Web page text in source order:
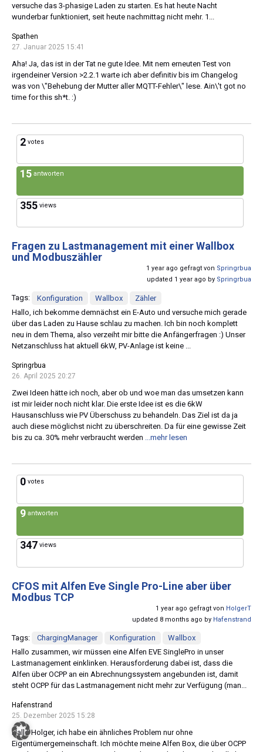
versuche das 3-phasige Laden zu starten. Es hat heute Nacht
wunderbar funktioniert, seit heute nachmittag nicht mehr. 1...
Spathen
27. Januar 2025 15:41
Aha! Ja, das ist in der Tat ne gute Idee. Mit nem erneuten Test von
irgendeiner Version >2.2.1 warte ich aber definitiv bis im Changelog
was von \"Behebung der Mutter aller MQTT-Fehler\" lese. Ain\'t got no
time for this sh*t. :)
2 votes
15 antworten
355 views
Fragen zu Lastmanagement mit einer Wallbox
und Modbuszähler
1 year ago gefragt von Springrbua
updated 1 year ago by Springrbua
Tags: Konfiguration Wallbox
Zähler
Hallo, ich bekomme demnächst ein E-Auto und versuche mich gerade
über das Laden zu Hause schlau zu machen. Ich bin noch komplett
neu in dem Thema, also verzeiht mir bitte die Anfängerfragen :) Unser
Netzanschluss hat aktuell 6kW, PV-Anlage ist keine ...
Springrbua
26. April 2025 20:27
Zwei Ideen hätte ich noch, aber ob und woe man das umsetzen kann
ist mir leider noch nicht klar. Die erste Idee ist es die 6kW
Hausanschluss wie PV Überschuss zu behandeln. Das Ziel ist da ja
auch diese möglichst nicht zu überschreiten. Da für eine gewisse Zeit
bis zu ca. 30% mehr verbraucht werden
...mehr lesen
0 votes
9 antworten
347 views
CFOS mit Alfen Eve Single Pro-Line aber über
Modbus TCP
1 year ago gefragt von HolgerT
updated 8 months ago by Hafenstrand
Tags: ChargingManager Konfiguration
Wallbox
Hallo zusammen, wir müssen eine Alfen EVE SinglePro in unser
Lastmanagement einklinken. Herausforderung dabei ist, dass die
Alfen über OCPP an ein Abrechnungssystem angebunden ist, damit
steht OCPP für das Lastmanagement nicht mehr zur Verfügung (man...
Hafenstrand
25. Dezember 2025 15:28
Hallo Holger, ich habe ein ähnliches Problem nur ohne
Eigentümergemeinschaft. Ich möchte meine Alfen Box, die über OCPP